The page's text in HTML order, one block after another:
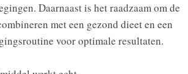
Daarnaast is het raadzaam om de
met een gezond dieet en een
voor optimale resultaten.